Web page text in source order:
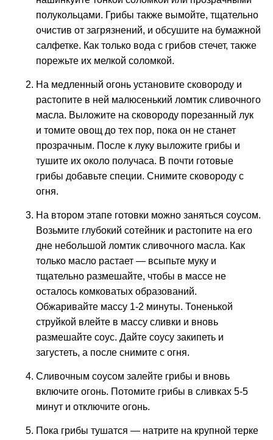
полукольцами. Грибы также вымойте, тщательно
очистив от загрязнений, и обсушите на бумажной
салфетке. Как только вода с грибов стечет, также
порежьте их мелкой соломкой.
На медленный огонь установите сковороду и
растопите в ней малюсенький ломтик сливочного
масла. Выложите на сковороду порезанный лук
и томите овощ до тех пор, пока он не станет
прозрачным. После к луку выложите грибы и
тушите их около получаса. В почти готовые
грибы добавьте специи. Снимите сковороду с
огня.
На втором этапе готовки можно заняться соусом.
Возьмите глубокий сотейник и растопите на его
дне небольшой ломтик сливочного масла. Как
только масло растает — всыпьте муку и
тщательно размешайте, чтобы в массе не
осталось комковатых образований.
Обжаривайте массу 1-2 минуты. Тоненькой
струйкой влейте в массу сливки и вновь
размешайте соус. Дайте соусу закипеть и
загустеть, а после снимите с огня.
Сливочным соусом залейте грибы и вновь
включите огонь. Потомите грибы в сливках 5-5
минут и отключите огонь.
Пока грибы тушатся — натрите на крупной терке